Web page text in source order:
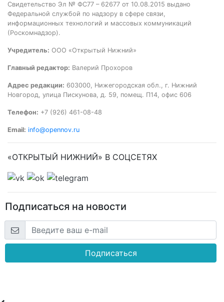
Свидетельство Эл № ФС77 – 62677 от 10.08.2015 выдано
Федеральной службой по надзору в сфере связи,
информационных технологий и массовых коммуникаций
(Роскомнадзор).
Учредитель: ООО «Открытый Нижний»
Главный редактор: Валерий Прохоров
Адрес редакции: 603000, Нижегородская обл., г. Нижний
Новгород, улица Пискунова, д. 59, помещ. П14, офис 606
Телефон: +7 (926) 461-08-48
Email: info@opennov.ru
«ОТКРЫТЫЙ НИЖНИЙ» В СОЦСЕТЯХ
Подписаться на новости
Подписаться